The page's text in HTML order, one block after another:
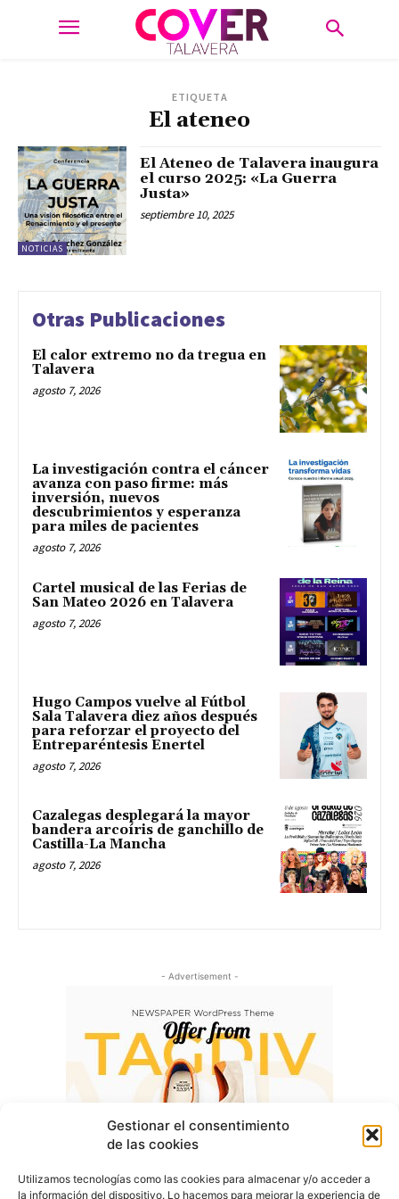
Gestionar el consentimiento
de las cookies
Utilizamos tecnologías como las cookies para almacenar y/o acceder a
la información del dispositivo. Lo hacemos para mejorar la experiencia de
ETIQUETA
El ateneo
NOTICIAS
El Ateneo de Talavera inaugura
el curso 2025: «La Guerra
Justa»
septiembre 10, 2025
Otras Publicaciones
El calor extremo no da tregua en
Talavera
agosto 7, 2026
La investigación contra el cáncer
avanza con paso firme: más
inversión, nuevos
descubrimientos y esperanza
para miles de pacientes
agosto 7, 2026
Cartel musical de las Ferias de
San Mateo 2026 en Talavera
agosto 7, 2026
Hugo Campos vuelve al Fútbol
Sala Talavera diez años después
para reforzar el proyecto del
Entreparéntesis Enertel
agosto 7, 2026
Cazalegas desplegará la mayor
bandera arcoíris de ganchillo de
Castilla-La Mancha
agosto 7, 2026
- Advertisement -